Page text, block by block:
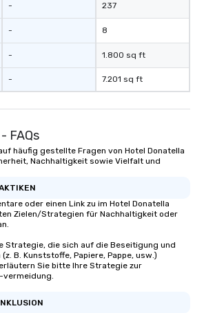
-
-
-
-
237
8
1.800 sq ft
7.201 sq ft
FAQs
häufig gestellte Fragen von Hotel Donatella
Nachhaltigkeit sowie Vielfalt und
oder einen Link zu im Hotel Donatella
Zielen/Strategien für Nachhaltigkeit oder
Strategie, die sich auf die Beseitigung und
B. Kunststoffe, Papiere, Pappe, usw.)
Sie bitte Ihre Strategie zur
vermeidung.